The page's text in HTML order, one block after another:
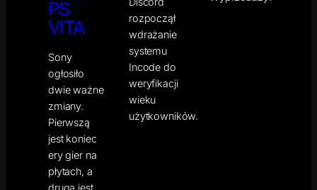
PS
VITA
Sony
ogłosiło
dwie ważne
zmiany.
Pierwszą
jest koniec
ery gier na
płytach, a
drugą jest
rozpoczął
wdrażanie
systemu
Incode do
weryfikacji
wieku
użytkowników.